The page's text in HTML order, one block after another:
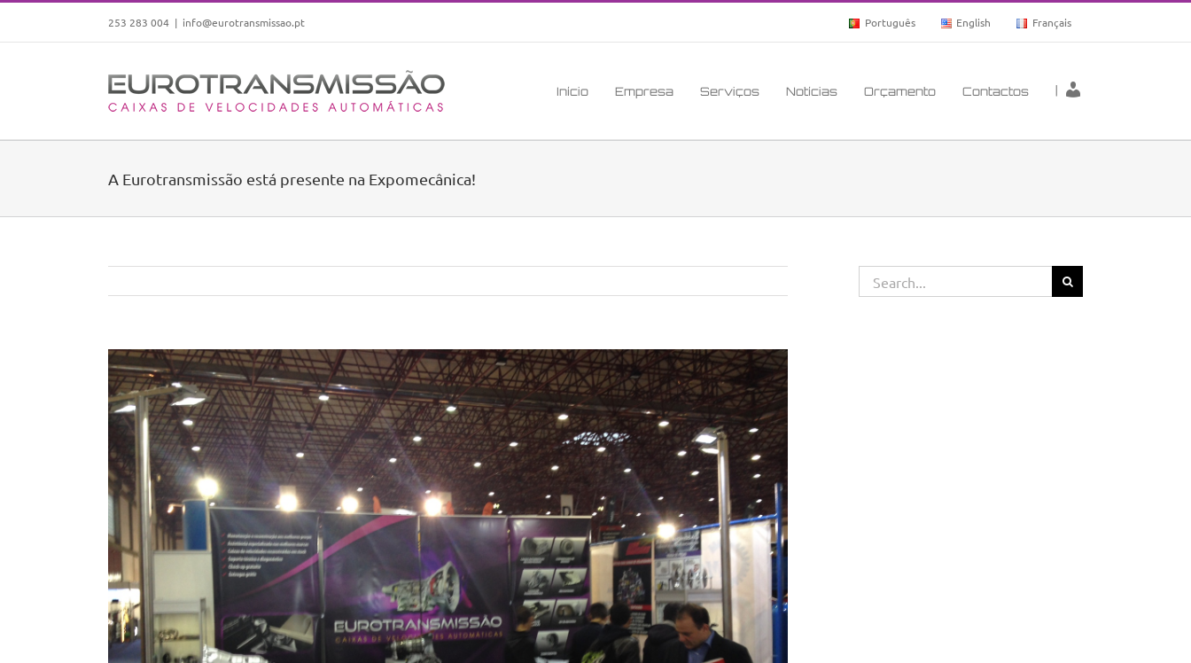
253 283 004 | info@eurotransmissao.pt Português English Français
Início Empresa Serviços Notícias Orçamento Contactos
A Eurotransmissão está presente na Expomecânica!
View
Larger
Image
Search
for: